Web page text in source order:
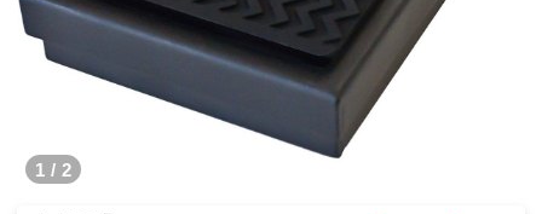
1 / 2